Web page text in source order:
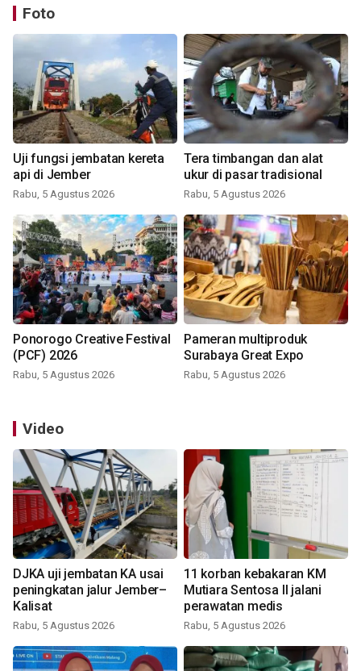
Foto
Uji fungsi jembatan kereta
api di Jember
Rabu, 5 Agustus 2026
Tera timbangan dan alat
ukur di pasar tradisional
Rabu, 5 Agustus 2026
Ponorogo Creative Festival
(PCF) 2026
Rabu, 5 Agustus 2026
Pameran multiproduk
Surabaya Great Expo
Rabu, 5 Agustus 2026
Video
DJKA uji jembatan KA usai
peningkatan jalur Jember–
Kalisat
Rabu, 5 Agustus 2026
11 korban kebakaran KM
Mutiara Sentosa II jalani
perawatan medis
Rabu, 5 Agustus 2026